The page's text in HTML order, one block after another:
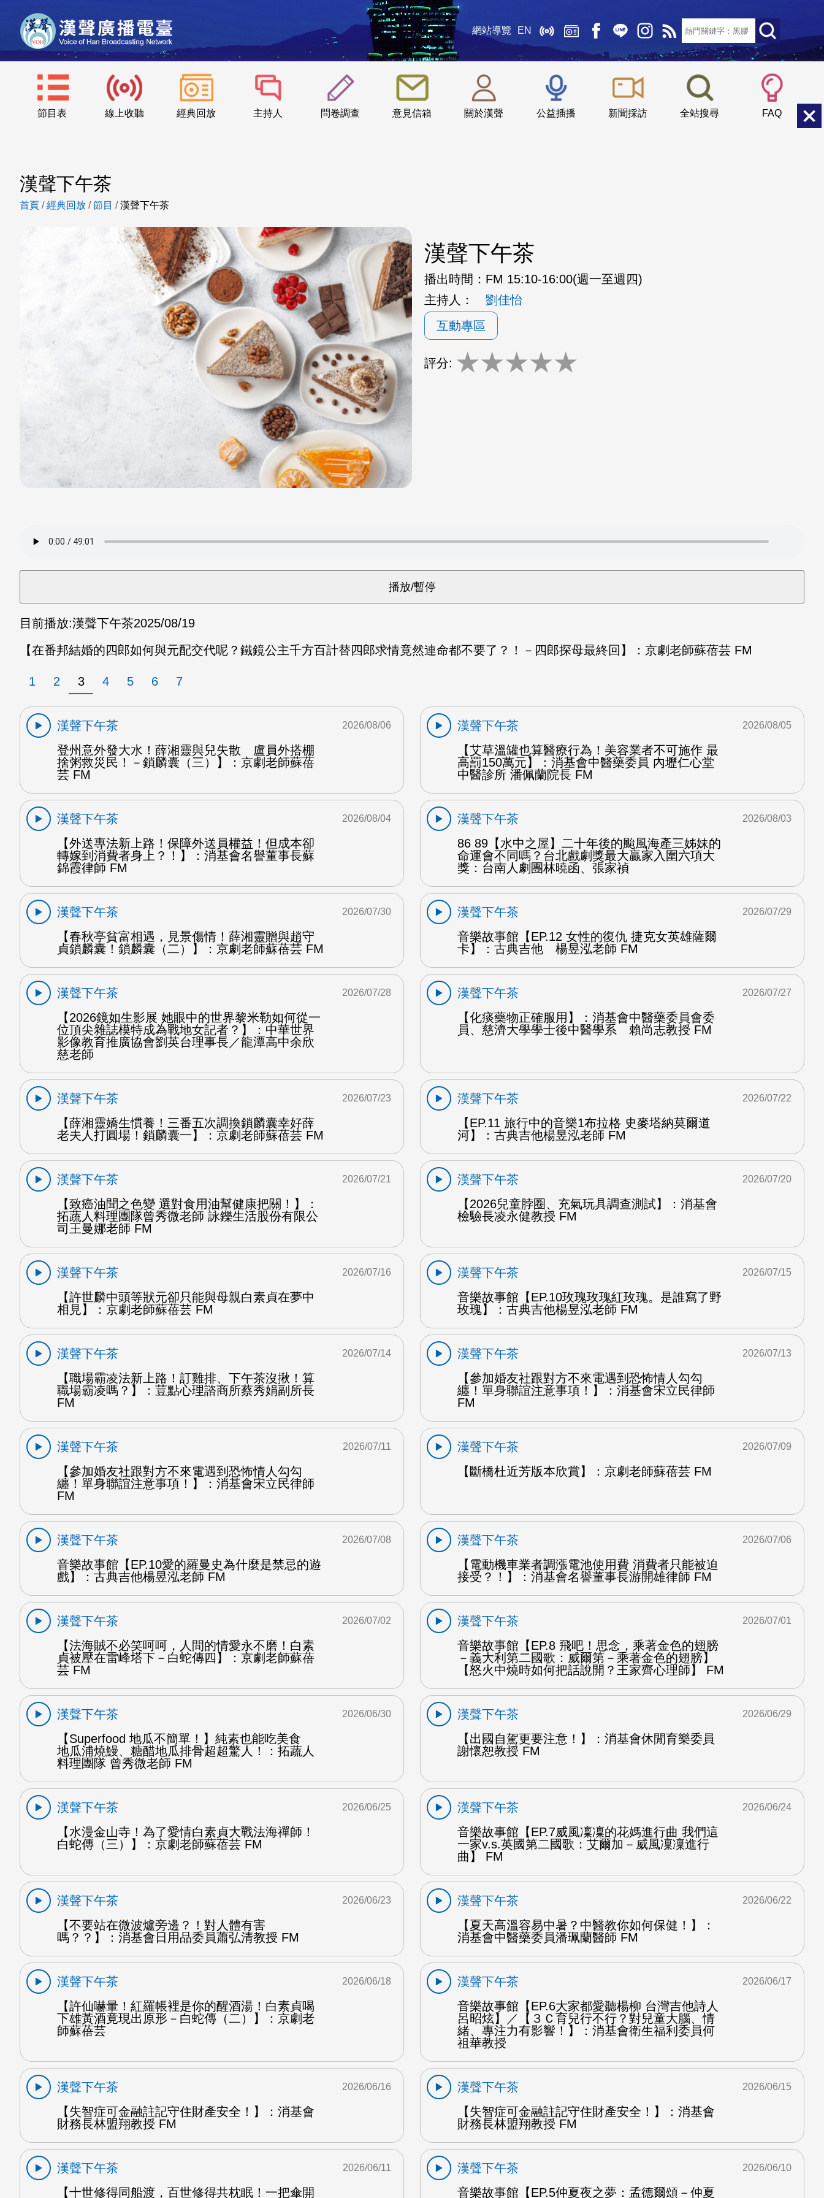
網站導覽 EN
節目表 線上收聽 經典回放 主持人 問卷調查 意見信箱 關於漢聲 公益插播 新聞採訪 全站搜尋 FAQ
::: 小 中
漢聲下午茶
首頁 /經典回放 /節目 /漢聲下午茶
漢聲下午茶
播出時間： FM 15:10-16:00(週一至週四)
主持人：
劉佳怡
互動專區
評分: ★★★★★
目前播放:漢聲下午茶2025/08/19
【在番邦結婚的四郎如何與元配交代呢？鐵鏡公主千方百計替四郎求情竟然連命都不要了？！－四郎探母最終回】：京劇老師蘇蓓芸 FM
1 2 3 4 5 6 7
漢聲下午茶
登州意外發大水！薛湘靈與兒失散 盧員外搭棚
捨粥救災民！－鎖麟囊（三）】：京劇老師蘇蓓
芸 FM
2026/08/06
漢聲下午茶
【艾草溫罐也算醫療行為！美容業者不可施作 最
高罰150萬元】：消基會中醫藥委員 內壢仁心堂
中醫診所 潘佩蘭院長 FM
2026/08/05
漢聲下午茶
【外送專法新上路！保障外送員權益！但成本卻
轉嫁到消費者身上？！】：消基會名譽董事長蘇
錦霞律師 FM
2026/08/04
漢聲下午茶
86 89【水中之屋】二十年後的颱風海產三姊妹的
命運會不同嗎？台北戲劇獎最大贏家入圍六項大
獎：台南人劇團林曉函、張家禎
2026/08/03
漢聲下午茶
【春秋亭貧富相遇，見景傷情！薛湘靈贈與趙守
貞鎖麟囊！鎖麟囊（二）】：京劇老師蘇蓓芸 FM
2026/07/30
漢聲下午茶
音樂故事館【EP.12 女性的復仇 捷克女英雄薩爾
卡】：古典吉他 楊昱泓老師 FM
2026/07/29
漢聲下午茶
【2026鏡如生影展 她眼中的世界黎米勒如何從一
位頂尖雜誌模特成為戰地女記者？】：中華世界
影像教育推廣協會劉英台理事長／龍潭高中余欣
慈老師
2026/07/28
漢聲下午茶
【化痰藥物正確服用】：消基會中醫藥委員會委
員、慈濟大學學士後中醫學系 賴尚志教授 FM
2026/07/27
漢聲下午茶
【薛湘靈嬌生慣養！三番五次調換鎖麟囊幸好薛
老夫人打圓場！鎖麟囊一】：京劇老師蘇蓓芸 FM
2026/07/23
漢聲下午茶
【EP.11 旅行中的音樂1布拉格 史麥塔納莫爾道
河】：古典吉他楊昱泓老師 FM
2026/07/22
漢聲下午茶
【致癌油聞之色變 選對食用油幫健康把關！】：
拓蔬人料理團隊曾秀微老師 詠鑠生活股份有限公
司王曼娜老師 FM
2026/07/21
漢聲下午茶
【2026兒童脖圈、充氣玩具調查測試】：消基會
檢驗長凌永健教授 FM
2026/07/20
漢聲下午茶
【許世麟中頭等狀元卻只能與母親白素貞在夢中
相見】：京劇老師蘇蓓芸 FM
2026/07/16
漢聲下午茶
音樂故事館【EP.10玫瑰玫瑰紅玫瑰。是誰寫了野
玫瑰】：古典吉他楊昱泓老師 FM
2026/07/15
漢聲下午茶
【職場霸凌法新上路！訂雞排、下午茶沒揪！算
職場霸凌嗎？】：荳點心理諮商所蔡秀娟副所長
FM
2026/07/14
漢聲下午茶
【參加婚友社跟對方不來電遇到恐怖情人勾勾
纏！單身聯誼注意事項！】：消基會宋立民律師
FM
2026/07/13
漢聲下午茶
【參加婚友社跟對方不來電遇到恐怖情人勾勾
纏！單身聯誼注意事項！】：消基會宋立民律師
FM
2026/07/11
漢聲下午茶
【斷橋杜近芳版本欣賞】：京劇老師蘇蓓芸 FM
2026/07/09
漢聲下午茶
音樂故事館【EP.10愛的羅曼史為什麼是禁忌的遊
戲】：古典吉他楊昱泓老師 FM
2026/07/08
漢聲下午茶
【電動機車業者調漲電池使用費 消費者只能被迫
接受？！】：消基會名譽董事長游開雄律師 FM
2026/07/06
漢聲下午茶
【法海賊不必笑呵呵，人間的情愛永不磨！白素
貞被壓在雷峰塔下－白蛇傳四】：京劇老師蘇蓓
芸 FM
2026/07/02
漢聲下午茶
音樂故事館【EP.8 飛吧！思念，乘著金色的翅膀
－義大利第二國歌：威爾第－乘著金色的翅膀】
【怒火中燒時如何把話說開？王家齊心理師】 FM
2026/07/01
漢聲下午茶
【Superfood 地瓜不簡單！】純素也能吃美食
地瓜浦燒鰻、糖醋地瓜排骨超超驚人！：拓蔬人
料理團隊 曾秀微老師 FM
2026/06/30
漢聲下午茶
【出國自駕更要注意！】：消基會休閒育樂委員
謝懷恕教授 FM
2026/06/29
漢聲下午茶
【水漫金山寺！為了愛情白素貞大戰法海禪師！
白蛇傳（三）】：京劇老師蘇蓓芸 FM
2026/06/25
漢聲下午茶
音樂故事館【EP.7威風凜凜的花媽進行曲 我們這
一家v.s.英國第二國歌：艾爾加－威風凜凜進行
曲】 FM
2026/06/24
漢聲下午茶
【不要站在微波爐旁邊？！對人體有害
嗎？？】：消基會日用品委員蕭弘清教授 FM
2026/06/23
漢聲下午茶
【夏天高溫容易中暑？中醫教你如何保健！】：
消基會中醫藥委員潘珮蘭醫師 FM
2026/06/22
漢聲下午茶
【許仙嚇暈！紅羅帳裡是你的醒酒湯！白素貞喝
下雄黃酒竟現出原形－白蛇傳（二）】：京劇老
師蘇蓓芸
2026/06/18
漢聲下午茶
音樂故事館【EP.6大家都愛聽楊柳 台灣吉他詩人
呂昭炫】／【３Ｃ育兒行不行？對兒童大腦、情
緒、專注力有影響！】：消基會衛生福利委員何
祖華教授
2026/06/17
漢聲下午茶
【失智症可金融註記守住財產安全！】：消基會
財務長林盟翔教授 FM
2026/06/16
漢聲下午茶
【失智症可金融註記守住財產安全！】：消基會
財務長林盟翔教授 FM
2026/06/15
漢聲下午茶
【十世修得同船渡，百世修得共枕眠！一把傘開
2026/06/11
漢聲下午茶
音樂故事館【EP.5仲夏夜之夢：孟德爾頌－仲夏
2026/06/10